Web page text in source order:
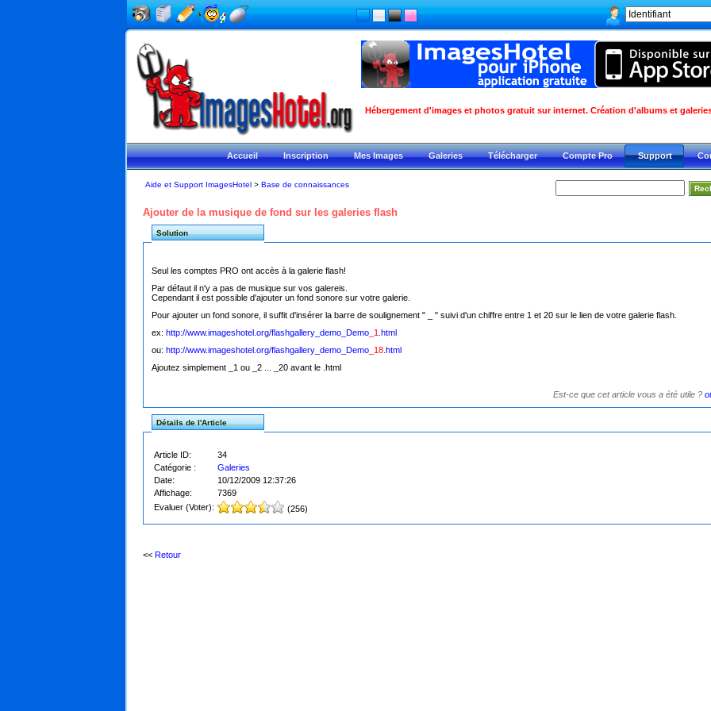
Hébergement d'images et photos gratuit sur internet. Création d'albums et
Accueil Inscription Mes Images Galeries Télécharger Compte Pro Support
Aide et Support ImagesHotel > Base de connaissances
Ajouter de la musique de fond sur les galeries flash
Solution
Seul les comptes PRO ont accès à la galerie flash!
Par défaut il n'y a pas de musique sur vos galereis.
Cependant il est possible d'ajouter un fond sonore sur votre galerie.
Pour ajouter un fond sonore, il suffit d'insérer la barre de soulignement " _ " suivi d'un chiffre entre 1 et 20 sur le lien de votre galerie flash.
ex: http://www.imageshotel.org/flashgallery_demo_Demo _1 .html
ou: http://www.imageshotel.org/flashgallery_demo_Demo _18 .html
Ajoutez simplement _1 ou _2 ... _20 avant le .html
Est-ce que cet article vous a été utile ?
Détails de l'Article
Article ID:
34
Catégorie :
Galeries
Date:
10/12/2009 12:37:26
Affichage:
7369
Evaluer (Voter):
(256)
<< Retour